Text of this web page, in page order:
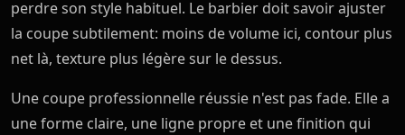
perdre son style habituel. Le barbier doit savoir ajuster
la coupe subtilement: moins de volume ici, contour plus
net là, texture plus légère sur le dessus.
Une coupe professionnelle réussie n'est pas fade. Elle a
une forme claire, une ligne propre et une finition qui